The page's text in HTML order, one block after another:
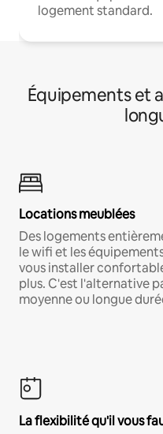
logement standard.
Équipements et
Locations meublées
Des logements
le wifi et les
vous installer
plus. C'est l'alternative
moyenne ou longue
La flexibilité qu'il vous